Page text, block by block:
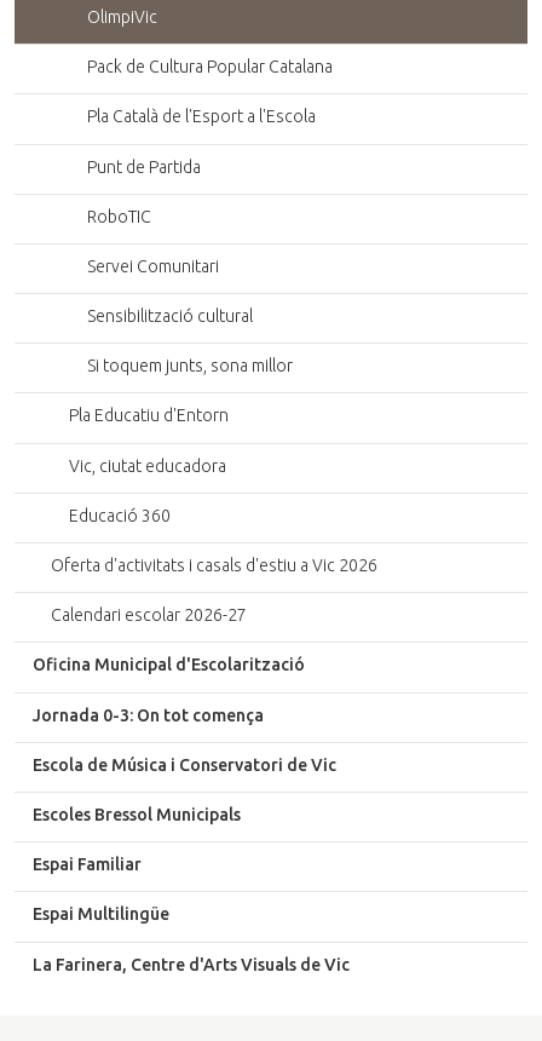
OlimpiVic
Pack de Cultura Popular Catalana
Pla Català de l'Esport a l'Escola
Punt de Partida
RoboTIC
Servei Comunitari
Sensibilització cultural
Si toquem junts, sona millor
Pla Educatiu d'Entorn
Vic, ciutat educadora
Educació 360
Oferta d'activitats i casals d'estiu a Vic 2026
Calendari escolar 2026-27
Oficina Municipal d'Escolarització
Jornada 0-3: On tot comença
Escola de Música i Conservatori de Vic
Escoles Bressol Municipals
Espai Familiar
Espai Multilingüe
La Farinera, Centre d'Arts Visuals de Vic